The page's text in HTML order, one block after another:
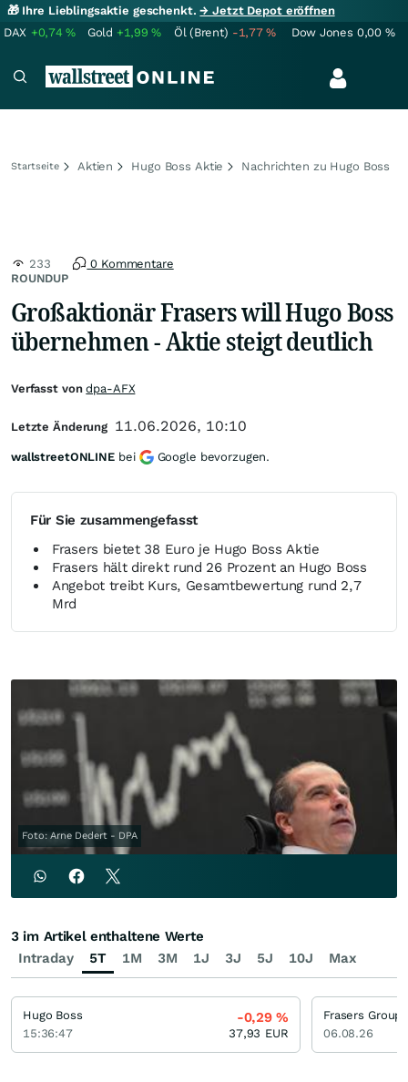
🎁 Ihre Lieblingsaktie geschenkt.→ Jetzt Depot eröffnen
DAX +0,74% Gold +1,99% Öl (Brent) -1,77% Dow Jones 0,00 %
Startseite Aktien Hugo Boss Aktie Nachrichten zu Hugo Boss
ROUNDUP
233 0 Kommentare
Großaktionär Frasers will Hugo Boss
übernehmen - Aktie steigt deutlich
Für Sie zusammengefasst
Frasers bietet 38 Euro je Hugo Boss Aktie
Frasers hält direkt rund 26 Prozent an Hugo Boss
Angebot treibt Kurs, Gesamtbewertung rund 2,7
Mrd
Foto: Arne Dedert - DPA
Verfasst vondpa-AFX
Letzte Änderung 11.06.2026, 10:10
wallstreetONLINE bei Google bevorzugen.
Intraday 5T 1M 3M 1J 3J 5J 10J Max
3 im Artikel enthaltene Werte
Hugo Boss
15:36:47
-0,29%
37,93 EUR
Frasers Group
06.08.26